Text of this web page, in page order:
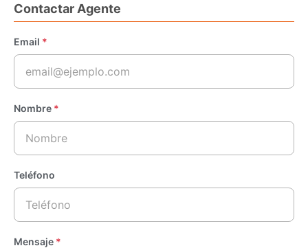
Contactar Agente
Email *
Nombre *
Teléfono
Mensaje *